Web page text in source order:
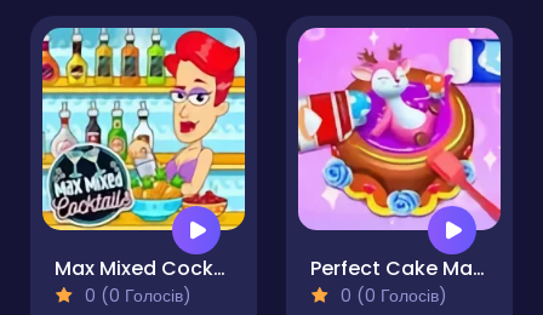
Max Mixed Cocktails
0 (0 Голосів)
Perfect Cake Maker
0 (0 Голосів)